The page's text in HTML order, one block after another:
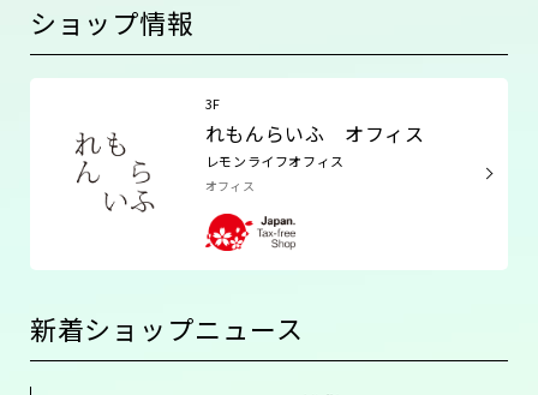
術』POPUPイベ
ント】
ショップ情報
3F
れもんらいふ オフィス
レモンライフオフィス
オフィス
新着ショップニュース